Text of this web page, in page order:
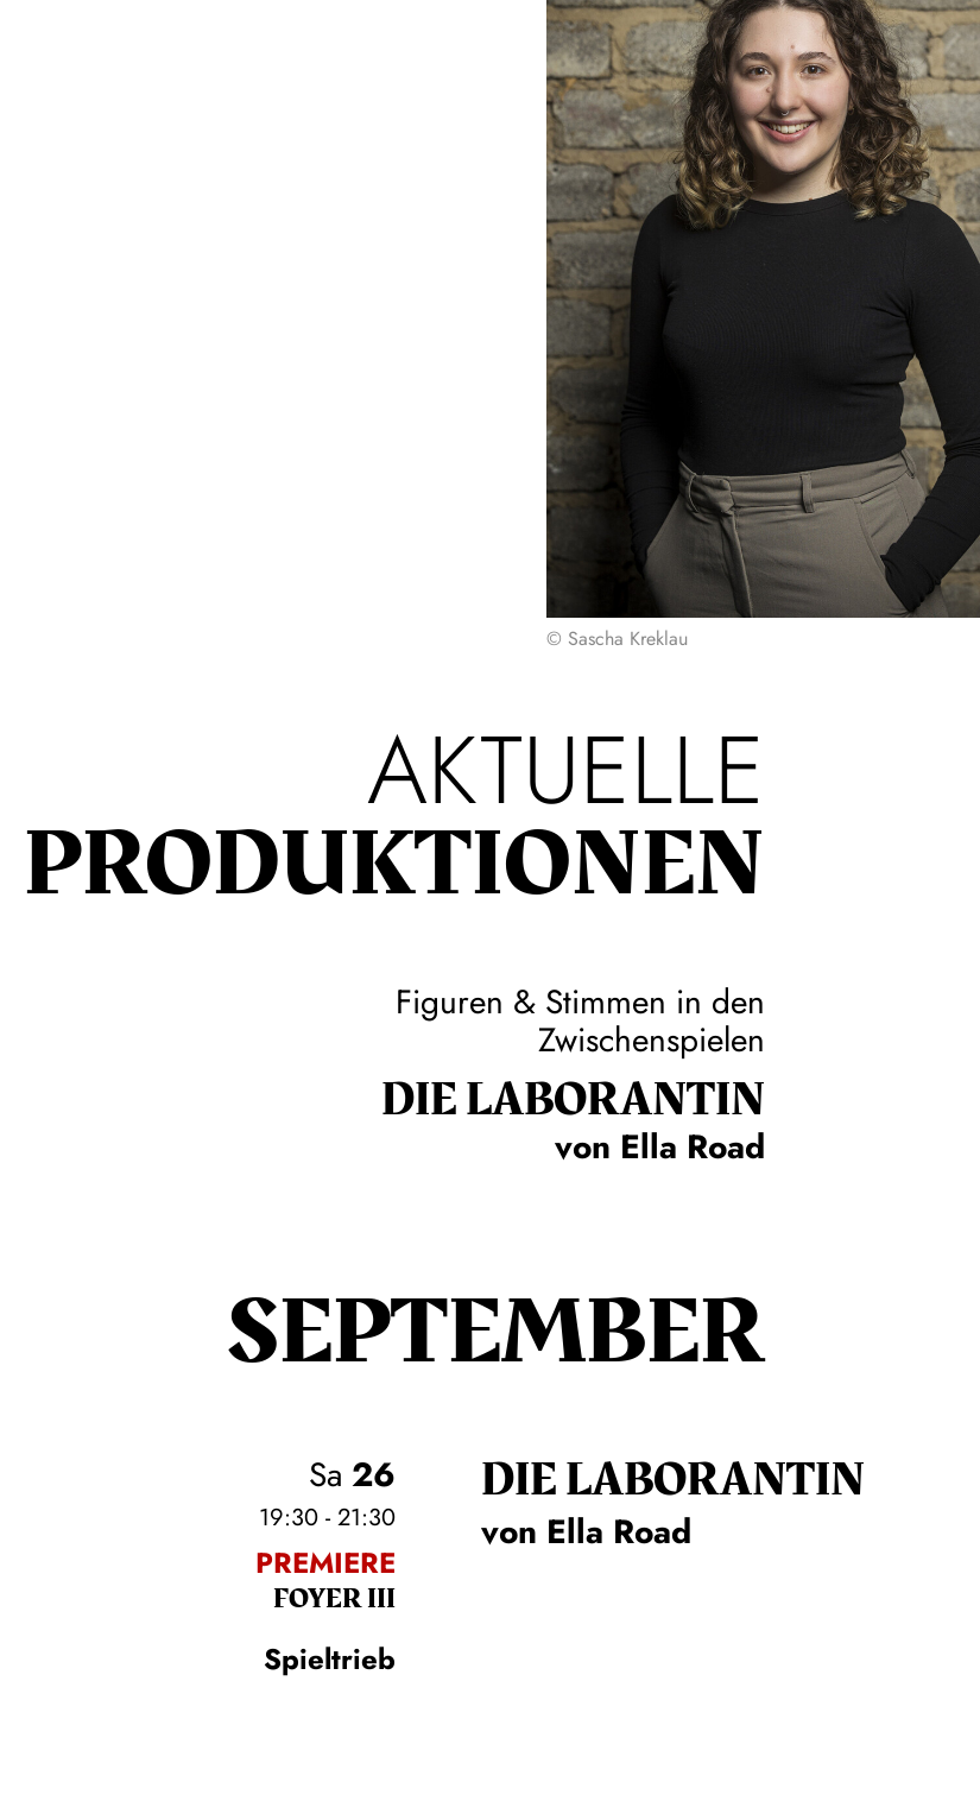
© Sascha Kreklau
AKTUELLE
PRODUKTIONEN
Figuren & Stimmen in den
Zwischenspielen
DIE LA­BO­RAN­TIN
von Ella Road
SEPTEMBER
Sa 26
19:30 - 21:30
PREMIERE
FOYER III
Spieltrieb
DIE LA­BO­RAN­TIN
von Ella Road